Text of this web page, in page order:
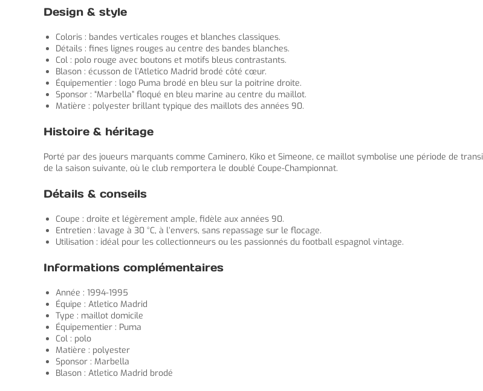
Design & style
Coloris : bandes verticales rouges et blanches classiques.
Détails : fines lignes rouges au centre des bandes blanches.
Col : polo rouge avec boutons et motifs bleus contrastants.
Blason : écusson de l’Atletico Madrid brodé côté cœur.
Équipementier : logo Puma brodé en bleu sur la poitrine droite.
Sponsor : “Marbella” floqué en bleu marine au centre du maillot.
Matière : polyester brillant typique des maillots des années 90.
Histoire & héritage
Porté par des joueurs marquants comme Caminero, Kiko et Simeone, ce maillot symbolise une période de
de la saison suivante, où le club remportera le doublé Coupe-Championnat.
Détails & conseils
Coupe : droite et légèrement ample, fidèle aux années 90.
Entretien : lavage à 30 °C, à l’envers, sans repassage sur le flocage.
Utilisation : idéal pour les collectionneurs ou les passionnés du football espagnol vintage.
Informations complémentaires
Année : 1994-1995
Équipe : Atletico Madrid
Type : maillot domicile
Équipementier : Puma
Col : polo
Matière : polyester
Sponsor : Marbella
Blason : Atletico Madrid brodé